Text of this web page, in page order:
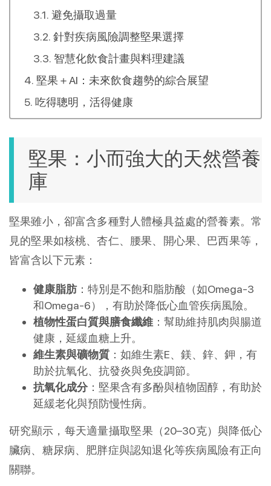
避免攝取過量
針對疾病風險調整堅果選擇
智慧化飲食計畫與料理建議
堅果＋AI：未來飲食趨勢的綜合展望
吃得聰明，活得健康
堅果：小而強大的天然營養
庫
堅果雖小，卻富含多種對人體極具益處的營養素。常
見的堅果如核桃、杏仁、腰果、開心果、巴西果等，
皆富含以下元素：
健康脂肪：特別是不飽和脂肪酸（如Omega-3
和Omega-6），有助於降低心血管疾病風險。
植物性蛋白質與膳食纖維 ：幫助維持肌肉與腸道
健康，延緩血糖上升。
維生素與礦物質 ：如維生素E、鎂、鋅、鉀，有
助於抗氧化、抗發炎與免疫調節。
抗氧化成分：堅果含有多酚與植物固醇，有助於
延緩老化與預防慢性病。
研究顯示，每天適量攝取堅果（20–30克）與降低心
臟病、糖尿病、肥胖症與認知退化等疾病風險有正向
關聯。